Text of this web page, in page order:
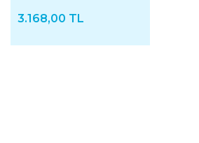
3.168,00 TL